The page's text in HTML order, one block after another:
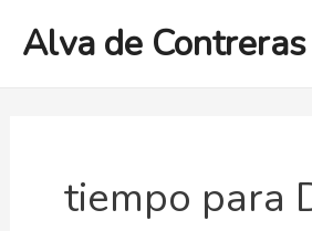
Alva de Contreras
tiempo para